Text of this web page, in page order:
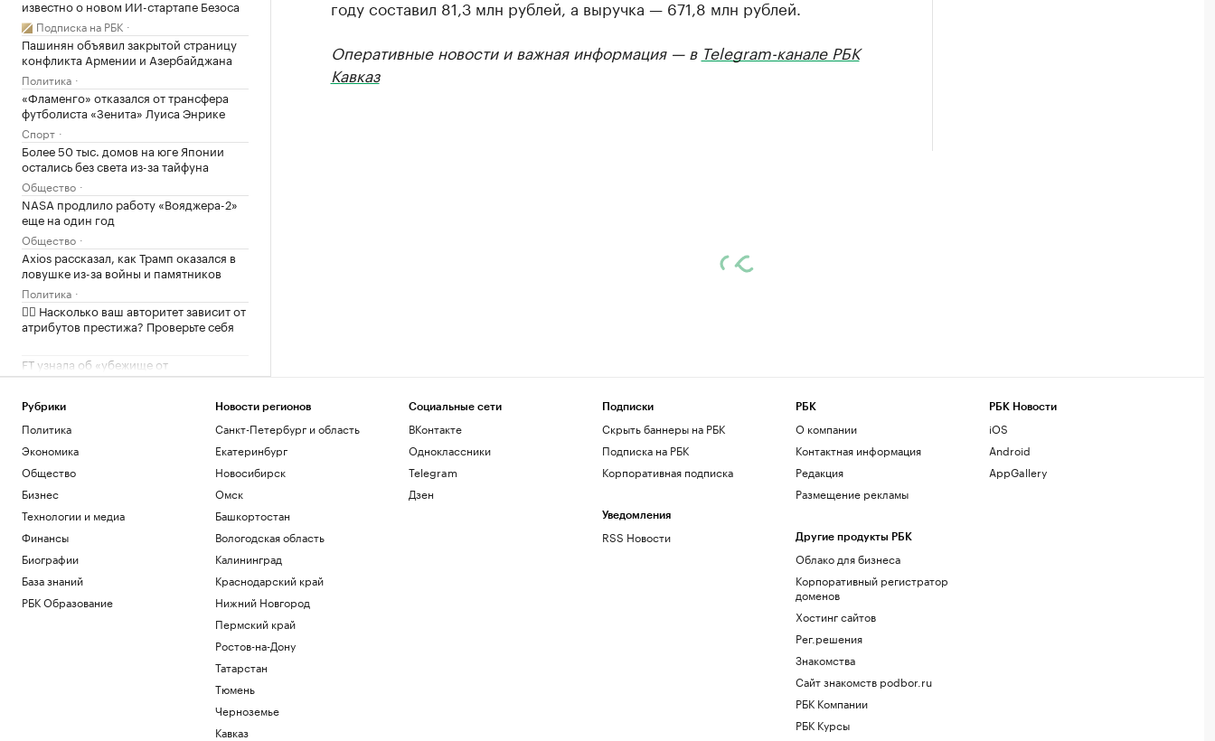
известно о новом ИИ-стартапе Безоса
Подписка на РБК
Пашинян объявил закрытой страницу
конфликта Армении и Азербайджана
Политика
«Фламенго» отказался от трансфера
футболиста «Зенита» Луиса Энрике
Спорт
Более 50 тыс. домов на юге Японии
остались без света из-за тайфуна
Общество
NASA продлило работу «Вояджера-2»
еще на один год
Общество
Axios рассказал, как Трамп оказался в
ловушке из-за войны и памятников
Политика
✍🏻 Насколько ваш авторитет зависит от
атрибутов престижа? Проверьте себя
FT узнала об «убежище от
апокалипсиса» в Аргентине для IT-
Общество
Как Петербургская биржа влияет на
бизнес и экономику
РБК и Петербургская Биржа
Мельникову и других лидеров на ЧЕ
Спорт
✍🏻 Сколько вам стоит привычка искать
идеальное решение? Проверьте себя
Загрузить еще
году составил 81,3 млн рублей, а выручка — 671,8 млн рублей.
Оперативные новости и важная информация — в Telegram-канале РБК
Кавказ
Рубрики
Политика
Экономика
Общество
Бизнес
Технологии и медиа
Финансы
Биографии
База знаний
РБК Образование
Новости регионов
Санкт-Петербург и область
Екатеринбург
Новосибирск
Омск
Башкортостан
Вологодская область
Калининград
Краснодарский край
Нижний Новгород
Пермский край
Ростов-на-Дону
Татарстан
Тюмень
Черноземье
Кавказ
Социальные сети
ВКонтакте
Одноклассники
Telegram
Дзен
Подписки
Скрыть баннеры на РБК
Подписка на РБК
Корпоративная подписка
Уведомления
RSS Новости
РБК
О компании
Контактная информация
Редакция
Размещение рекламы
Другие продукты РБК
Облако для бизнеса
Корпоративный регистратор
доменов
Хостинг сайтов
Рег.решения
Знакомства
Сайт знакомств podbor.ru
РБК Компании
РБК Курсы
РБК Новости
iOS
Android
AppGallery